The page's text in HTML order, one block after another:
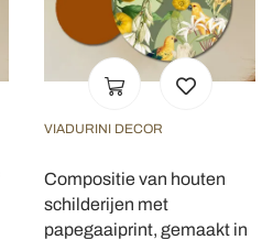
VIADURINI DECOR
Compositie van houten
schilderijen met
papegaaiprint, gemaakt in